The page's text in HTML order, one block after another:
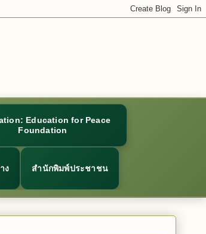
Education for Peace
Foundation
ง สำนักพิมพ์ประชาชน